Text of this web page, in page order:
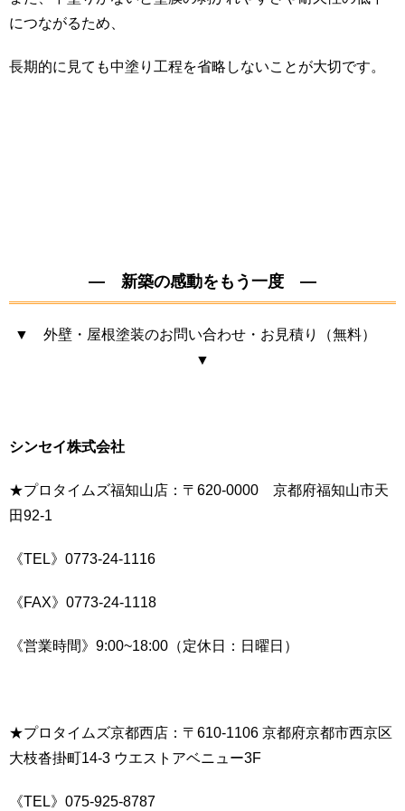
につながるため、
長期的に見ても中塗り工程を省略しないことが大切です。
— 新築の感動をもう一度 —
▼ 外壁・屋根塗装のお問い合わせ・お見積り（無料）
▼
シンセイ株式会社
★プロタイムズ福知山店：〒620-0000 京都府福知山市天
田92-1
《TEL》0773-24-1116
《FAX》0773-24-1118
《営業時間》9:00~18:00（定休日：日曜日）
★プロタイムズ京都西店：〒610-1106 京都府京都市西京区
大枝沓掛町14-3 ウエストアベニュー3F
《TEL》075-925-8787